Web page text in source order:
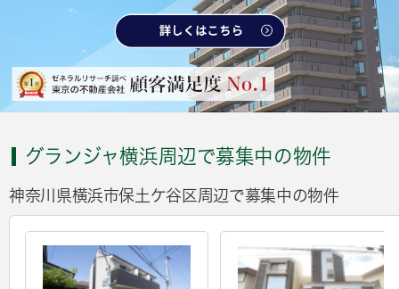
グランジャ横浜周辺で募集中の物件
神奈川県横浜市保土ケ谷区周辺で募集中の物件